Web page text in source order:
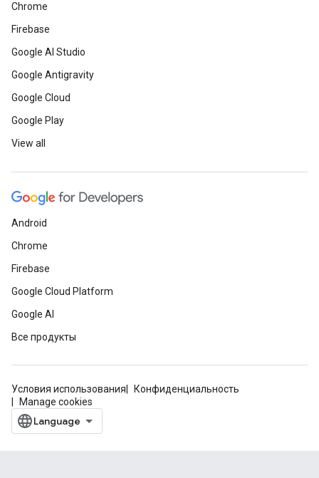
Chrome
Firebase
Google AI Studio
Google Antigravity
Google Cloud
Google Play
View all
Android
Chrome
Firebase
Google Cloud Platform
Google AI
Все продукты
Условия использования
Конфиденциальность
Manage cookies